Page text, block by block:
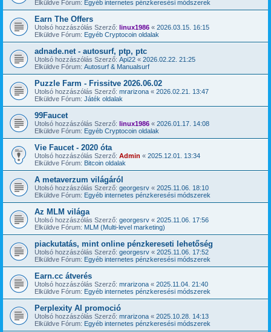
Elküldve Fórum: Egyéb internetes pénzkeresési módszerek
Earn The Offers
Utolsó hozzászólás Szerző: linux1986 « 2026.03.15. 16:15
Elküldve Fórum: Egyéb Cryptocoin oldalak
adnade.net - autosurf, ptp, ptc
Utolsó hozzászólás Szerző: Api22 « 2026.02.22. 21:25
Elküldve Fórum: Autosurf & Manualsurf
Puzzle Farm - Frissitve 2026.06.02
Utolsó hozzászólás Szerző: mrarizona « 2026.02.21. 13:47
Elküldve Fórum: Játék oldalak
99Faucet
Utolsó hozzászólás Szerző: linux1986 « 2026.01.17. 14:08
Elküldve Fórum: Egyéb Cryptocoin oldalak
Vie Faucet - 2020 óta
Utolsó hozzászólás Szerző: Admin « 2025.12.01. 13:34
Elküldve Fórum: Bitcoin oldalak
A metaverzum világáról
Utolsó hozzászólás Szerző: georgesrv « 2025.11.06. 18:10
Elküldve Fórum: Egyéb internetes pénzkeresési módszerek
Az MLM világa
Utolsó hozzászólás Szerző: georgesrv « 2025.11.06. 17:56
Elküldve Fórum: MLM (Multi-level marketing)
piackutatás, mint online pénzkereseti lehetőség
Utolsó hozzászólás Szerző: georgesrv « 2025.11.06. 17:52
Elküldve Fórum: Egyéb internetes pénzkeresési módszerek
Earn.cc átverés
Utolsó hozzászólás Szerző: mrarizona « 2025.11.04. 21:40
Elküldve Fórum: Egyéb internetes pénzkeresési módszerek
Perplexity AI promoció
Utolsó hozzászólás Szerző: mrarizona « 2025.10.28. 14:13
Elküldve Fórum: Egyéb internetes pénzkeresési módszerek